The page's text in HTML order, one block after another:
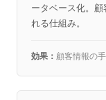
ータベース化。
れる仕組み。
顧客情報の